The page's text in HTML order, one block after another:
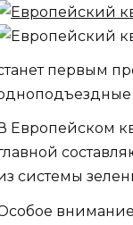
первым
В Европейском
системы